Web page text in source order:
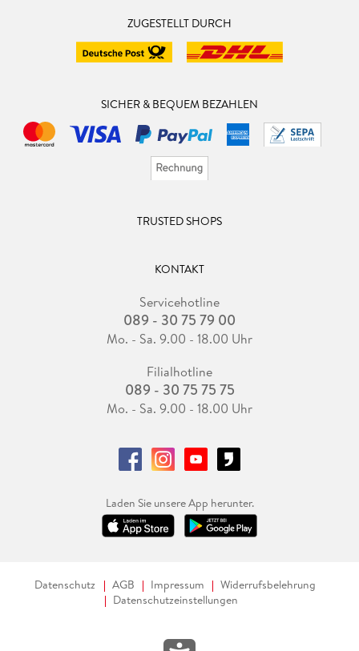
ZUGESTELLT DURCH
SICHER & BEQUEM BEZAHLEN
TRUSTED SHOPS
KONTAKT
Servicehotline
089 - 30 75 79 00
Mo. - Sa. 9.00 - 18.00 Uhr
Filialhotline
089 - 30 75 75 75
Mo. - Sa. 9.00 - 18.00 Uhr
Laden Sie unsere App herunter.
Datenschutz AGB Impressum
Widerrufsbelehrung
Datenschutzeinstellungen